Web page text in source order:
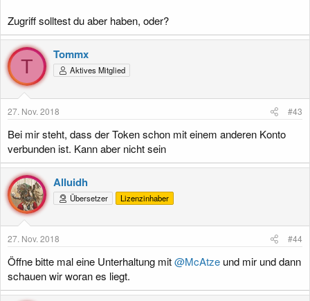
Zugriff solltest du aber haben, oder?
T
Tommx
Aktives Mitglied
27. Nov. 2018 #43
Bei mir steht, dass der Token schon mit einem anderen Konto
verbunden ist. Kann aber nicht sein
Alluidh
Übersetzer Lizenzinhaber
27. Nov. 2018 #44
Öffne bitte mal eine Unterhaltung mit@McAtze und mir und dann
schauen wir woran es liegt.